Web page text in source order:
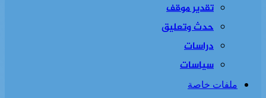
تقدير موقف
حدث وتعليق
دراسات
سياسات
ملفات خاصة